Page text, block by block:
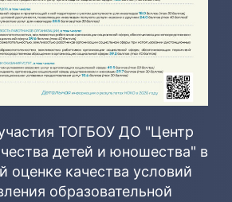
ТОГБОУ ДО "Центр
детей и юношества" в
оценке качества условий
образовательной